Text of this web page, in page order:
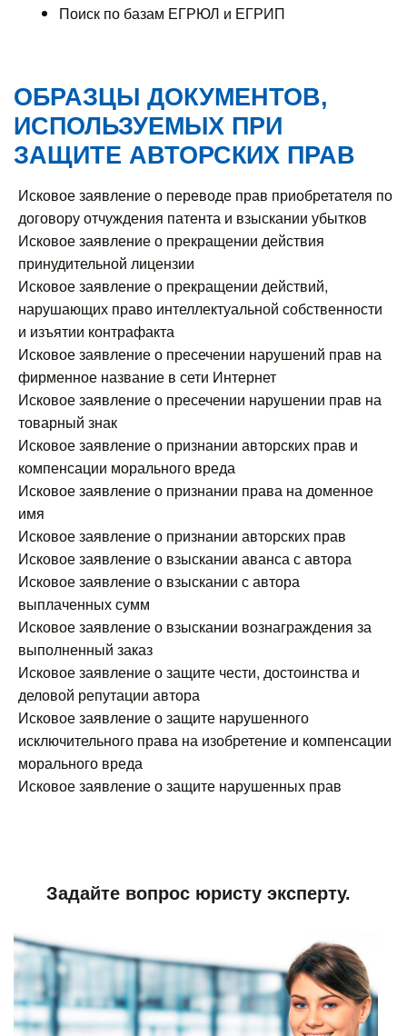
Поиск по базам ЕГРЮЛ и ЕГРИП
ОБРАЗЦЫ ДОКУМЕНТОВ,
ИСПОЛЬЗУЕМЫХ ПРИ
ЗАЩИТЕ АВТОРСКИХ ПРАВ
Исковое заявление о переводе прав приобретателя по
договору отчуждения патента и взыскании убытков
Исковое заявление о прекращении действия
принудительной лицензии
Исковое заявление о прекращении действий,
нарушающих право интеллектуальной собственности
и изъятии контрафакта
Исковое заявление о пресечении нарушений прав на
фирменное название в сети Интернет
Исковое заявление о пресечении нарушении прав на
товарный знак
Исковое заявление о признании авторских прав и
компенсации морального вреда
Исковое заявление о признании права на доменное
имя
Исковое заявление о признании авторских прав
Исковое заявление о взыскании аванса с автора
Исковое заявление о взыскании с автора
выплаченных сумм
Исковое заявление о взыскании вознаграждения за
выполненный заказ
Исковое заявление о защите чести, достоинства и
деловой репутации автора
Исковое заявление о защите нарушенного
исключительного права на изобретение и компенсации
морального вреда
Исковое заявление о защите нарушенных прав
Задайте вопрос юристу эксперту.